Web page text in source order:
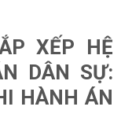
XẾP HỆ
DÂN SỰ:
HÀNH ÁN